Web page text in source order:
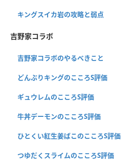
キングスイカ岩の攻略と弱点
吉野家コラボ
吉野家コラボのやるべきこと
どんぶりキングのこころS評価
ギュウレムのこころS評価
牛丼デーモンのこころS評価
ひとくい紅生姜ばこのこころS評価
つゆだくスライムのこころS評価